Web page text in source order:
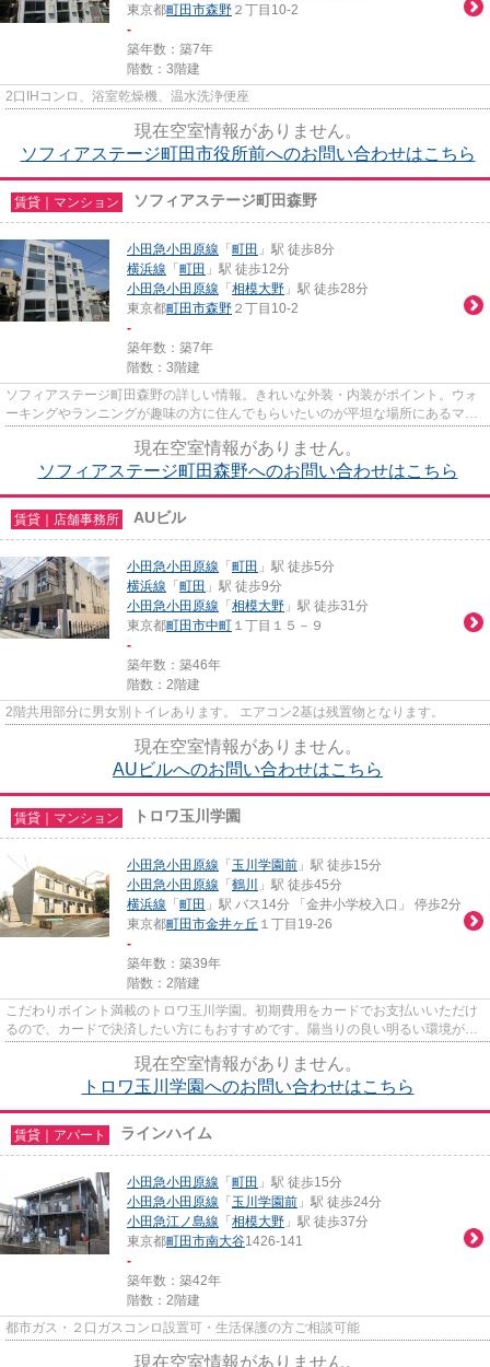
東京都町田市森野 ２丁目10-2
-
築年数：築7年
階数：3階建
2口IHコンロ、浴室乾燥機、温水洗浄便座
現在空室情報がありません。
ソフィアステージ町田市役所前へのお問い合わせはこちら
賃貸｜マンション ソフィアステージ町田森野
小田急小田原線 「 町田 」駅 徒歩8分
横浜線 「 町田 」駅 徒歩12分
小田急小田原線 「 相模大野 」駅 徒歩28分
東京都町田市森野 ２丁目10-2
-
築年数：築7年
階数：3階建
ソフィアステージ町田森野の詳しい情報。きれいな外装・内装がポイント。ウォ
ーキングやランニングが趣味の方に住んでもらいたいのが平坦な場所にあるマン
現在空室情報がありません。
ソフィアステージ町田森野へのお問い合わせはこちら
賃貸｜店舗事務所 AUビル
小田急小田原線 「 町田 」駅 徒歩5分
横浜線 「 町田 」駅 徒歩9分
小田急小田原線 「 相模大野 」駅 徒歩31分
東京都町田市中町 １丁目１５－９
-
築年数：築46年
階数：2階建
2階共用部分に男女別トイレあります。 エアコン2基は残置物となります。
現在空室情報がありません。
AUビルへのお問い合わせはこちら
賃貸｜マンション トロワ玉川学園
小田急小田原線 「 玉川学園前 」駅 徒歩15分
小田急小田原線 「 鶴川
」駅 徒歩45分
横浜線 「 町田 」駅 バス14分 「金井小学校入口」 停歩2分
東京都町田市金井ヶ丘 １丁目19-26
-
築年数：築39年
階数：2階建
こだわりポイント満載のトロワ玉川学園。初期費用をカードでお支払いいただけ
るので、カードで決済したい方にもおすすめです。陽当りの良い明るい環境が魅
現在空室情報がありません。
トロワ玉川学園へのお問い合わせはこちら
賃貸｜アパート ラインハイム
小田急小田原線 「 町田 」駅 徒歩15分
小田急小田原線 「 玉川学園前 」駅 徒歩24分
小田急江ノ島線 「 相模大野 」駅 徒歩37分
東京都町田市南大谷1426-141
-
築年数：築42年
階数：2階建
都市ガス・２口ガスコンロ設置可・生活保護の方ご相談可能
現在空室情報がありません。